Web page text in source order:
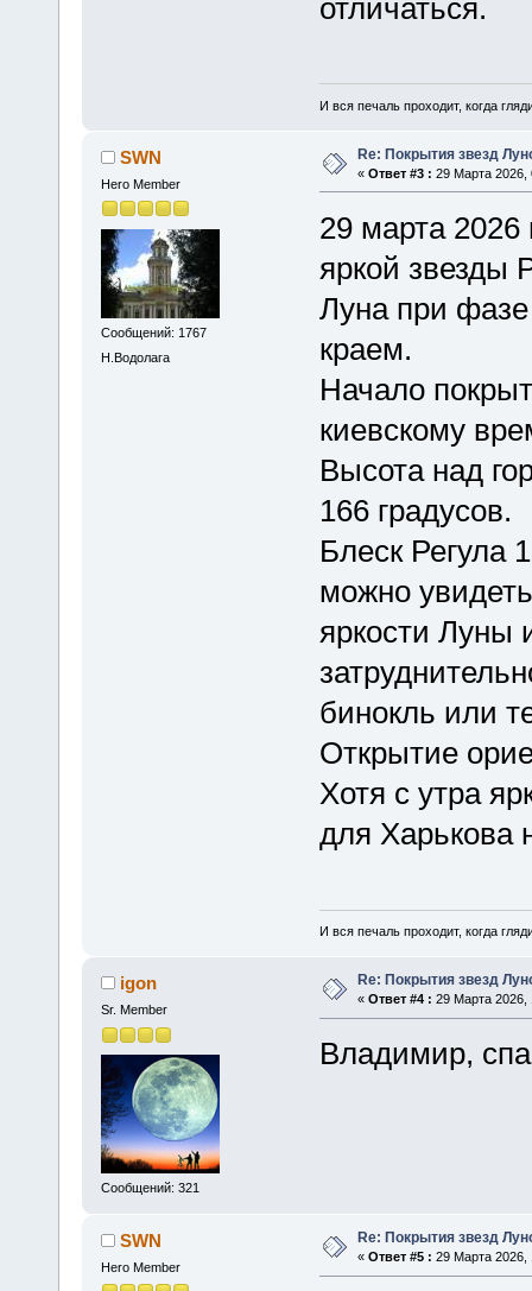
отличаться.
И вся печаль проходит, когда
SWN
Hero Member
Сообщений: 1767
Н.Водолага
Re: Покрытия звезд
« Ответ #3 : 29 Марта 2026,
29 марта 2026
яркой звезды
Луна при
краем.
Начало
киевскому
Высота над
166 градусов.
Блеск Регула
можно
яркости Луны
бинокль или
Открытие
Хотя с утра
для Харькова
И вся печаль проходит, когда
igon
Sr. Member
Сообщений: 321
Re: Покрытия звезд
« Ответ #4 : 29 Марта 2026,
Владимир,
SWN
Hero Member
Re: Покрытия звезд
« Ответ #5 : 29 Марта 2026,